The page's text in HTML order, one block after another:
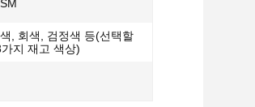
, 회색, 검정색 등(선택할
지 재고 색상)